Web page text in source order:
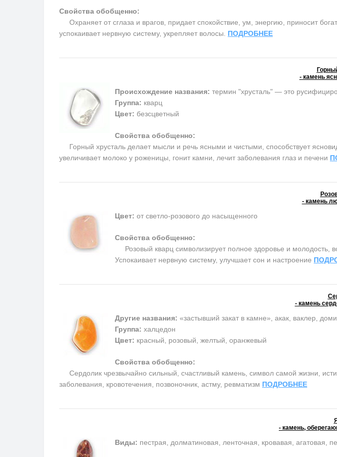
Свойства обобщенно:
Охраняет от сглаза и врагов, придает спокойствие, ум, энергию, приносит
успокаивает нервную систему, укрепляет волосы. ПОДРОБНЕЕ
- камень
Происхождение названия: термин "хрусталь" — это
Группа: кварц
Цвет: безсцветный
Свойства обобщенно:
Горный хрусталь делает мысли и речь ясными и чистыми, способствует
увеличивает молоко у роженицы, гонит камни, лечит заболевания глаз и печени
- камень
Цвет: от светло-розового до насыщенного
Свойства обобщенно:
Розовый кварц символизирует полное здоровье и молодость,
Успокаивает нервную систему, улучшает сон и настроение
- камень
Другие названия: «застывший закат в камне», акак, ваклер,
Группа: халцедон
Цвет: красный, розовый, желтый, оранжевый
Свойства обобщенно:
Сердолик чрезвычайно сильный, счастливый камень, символ самой жизни,
заболевания, кровотечения, позвоночник, астму, ревматизм ПОДРОБНЕЕ
- камень,
Виды: пестрая, долматиновая, ленточная, кровавая, агатовая,